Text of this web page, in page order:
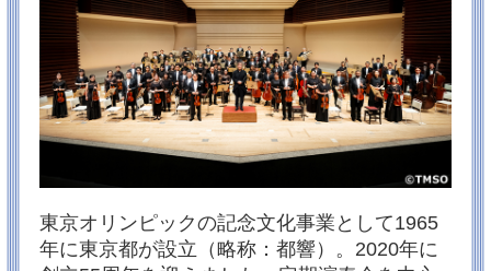
さいませ。
TVerでの１週間の見逃し配信をどうぞご利用くださ
い！お気に入り登録★もお待ちしております♪
それでは今後ともどうぞよろしくお願いいたします。
2024/01/01
★お正月特番 プレゼント企画★都響の最新CDを20名
あけましておめでとうございます。ことしも皆様にと
番組アンケートにお答えいただいた方の中から、抽選
で、最新CDをプレゼントします♪
都響の最新CD 『マーラー：交響曲《大地の歌》』
東京オリンピックの記念文化事業として1965
年に東京都が設立（略称：都響）。2020年に